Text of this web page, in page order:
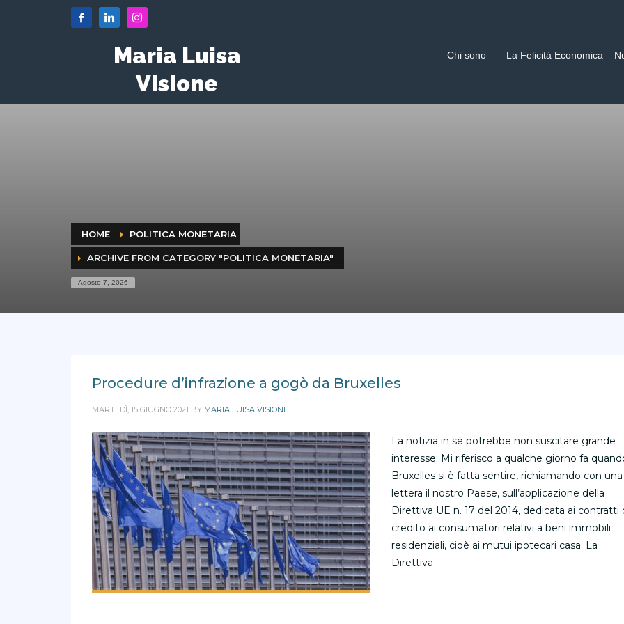
Maria Luisa
Visione
Chi sono La Felicità Economica –
HOME POLITICA MONETARIA
ARCHIVE FROM CATEGORY "POLITICA MONETARIA"
Agosto 7, 2026
Procedure d’infrazione a gogò da Bruxelles
MARTEDÌ, 15 GIUGNO 2021 BY MARIA LUISA VISIONE
La notizia in sé potrebbe non suscitare grande
interesse. Mi riferisco a qualche giorno fa
Bruxelles si è fatta sentire, richiamando con una
lettera il nostro Paese, sull’applicazione della
Direttiva UE n. 17 del 2014, dedicata ai contratti
credito ai consumatori relativi a beni immobili
residenziali, cioè ai mutui ipotecari casa. La
Direttiva